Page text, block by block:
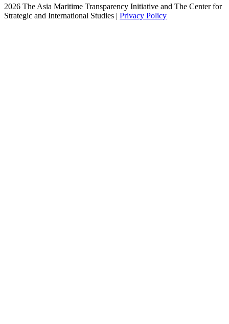
2026 The Asia Maritime Transparency Initiative and The Center for
Strategic and International Studies | Privacy Policy